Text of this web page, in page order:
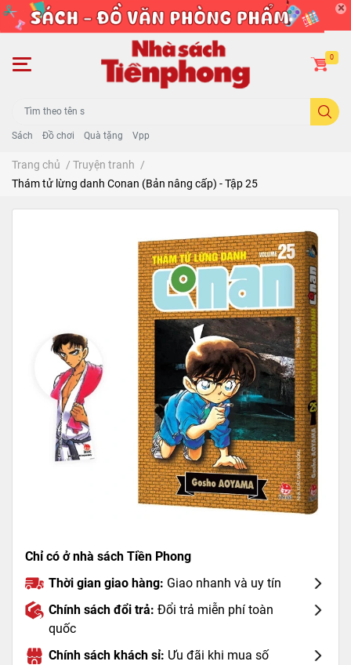
Sách Đồ chơi Quà tặng Vpp
0
Trang chủ / Truyện tranh /
Thám tử lừng danh Conan (Bản nâng cấp) - Tập 25
Chỉ có ở nhà sách Tiền Phong
Thời gian giao hàng: Giao nhanh và uy tín
Chính sách đổi trả: Đổi trả miễn phí toàn
quốc
Chính sách khách sỉ: Ưu đãi khi mua số